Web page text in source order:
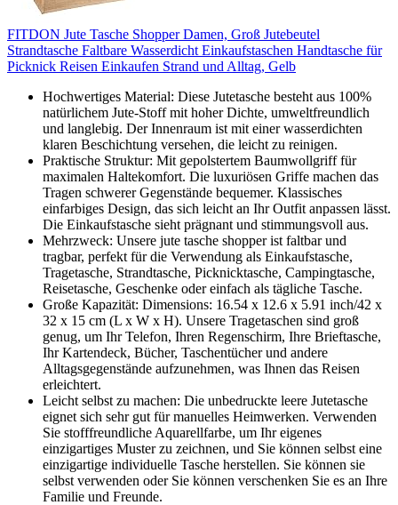
FITDON Jute Tasche Shopper Damen, Groß Jutebeutel
Strandtasche Faltbare Wasserdicht Einkaufstaschen Handtasche für
Picknick Reisen Einkaufen Strand und Alltag, Gelb
Hochwertiges Material: Diese Jutetasche besteht aus 100%
natürlichem Jute-Stoff mit hoher Dichte, umweltfreundlich
und langlebig. Der Innenraum ist mit einer wasserdichten
klaren Beschichtung versehen, die leicht zu reinigen.
Praktische Struktur: Mit gepolstertem Baumwollgriff für
maximalen Haltekomfort. Die luxuriösen Griffe machen das
Tragen schwerer Gegenstände bequemer. Klassisches
einfarbiges Design, das sich leicht an Ihr Outfit anpassen lässt.
Die Einkaufstasche sieht prägnant und stimmungsvoll aus.
Mehrzweck: Unsere jute tasche shopper ist faltbar und
tragbar, perfekt für die Verwendung als Einkaufstasche,
Tragetasche, Strandtasche, Picknicktasche, Campingtasche,
Reisetasche, Geschenke oder einfach als tägliche Tasche.
Große Kapazität: Dimensions: 16.54 x 12.6 x 5.91 inch/42 x
32 x 15 cm (L x W x H). Unsere Tragetaschen sind groß
genug, um Ihr Telefon, Ihren Regenschirm, Ihre Brieftasche,
Ihr Kartendeck, Bücher, Taschentücher und andere
Alltagsgegenstände aufzunehmen, was Ihnen das Reisen
erleichtert.
Leicht selbst zu machen: Die unbedruckte leere Jutetasche
eignet sich sehr gut für manuelles Heimwerken. Verwenden
Sie stofffreundliche Aquarellfarbe, um Ihr eigenes
einzigartiges Muster zu zeichnen, und Sie können selbst eine
einzigartige individuelle Tasche herstellen. Sie können sie
selbst verwenden oder Sie können verschenken Sie es an Ihre
Familie und Freunde.